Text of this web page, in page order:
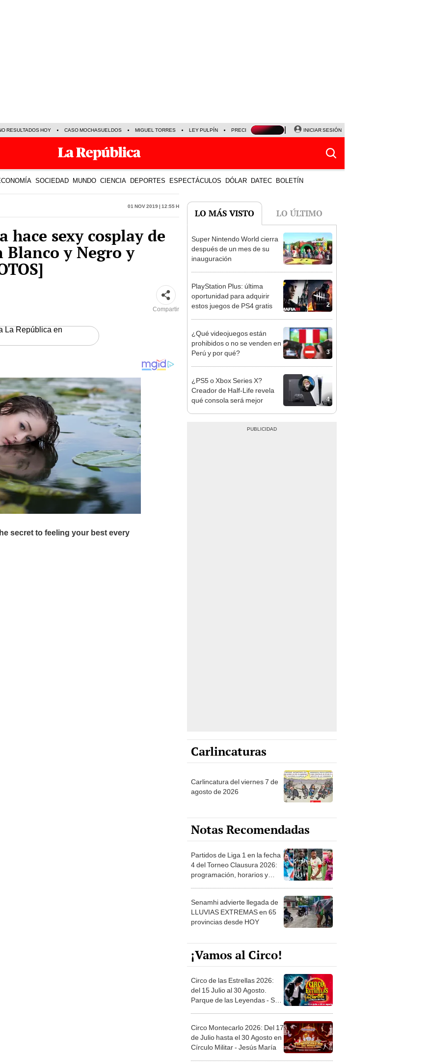
RESULTADOS HOY CASO MOCHASUELDOS MIGUEL TORRES LEY PULPÍN PRECIO DEL DÓLAR CORTE DE LUZ VIERNES 7 DE AGOSTO
INICIAR SESIÓN
SOCIEDAD MUNDO CIENCIA DEPORTES ESPECTÁCULOS DÓLAR DATEC BOLETÍN
01 Nov 2019 | 12:55 h
hace sexy cosplay de
Blanco y Negro y
Compartir
La República en
LO MÁS VISTO LO ÚLTIMO
1
Super Nintendo World cierra
después de un mes de su
inauguración
2
PlayStation Plus: última
oportunidad para adquirir
estos juegos de PS4 gratis
3
¿Qué videojuegos están
prohibidos o no se venden en
Perú y por qué?
4
¿PS5 o Xbox Series X?
Creador de Half-Life revela
qué consola será mejor
Carlincaturas
Carlincatura del viernes 7 de
agosto de 2026
Notas Recomendadas
Partidos de Liga 1 en la fecha
4 del Torneo Clausura 2026:
programación, horarios y
Senamhi advierte llegada de
LLUVIAS EXTREMAS en 65
provincias desde HOY
¡Vamos al Circo!
Circo de las Estrellas 2026:
del 15 Julio al 30 Agosto.
Parque de las Leyendas - San
Circo Montecarlo 2026: Del 17
de Julio hasta el 30 Agosto en
Círculo Militar - Jesús María